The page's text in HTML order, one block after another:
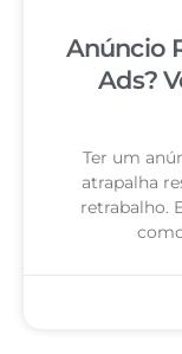
Anúncio
Ads?
Ter um
atrapalha
retrabalho.